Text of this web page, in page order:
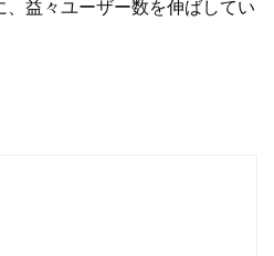
、益々ユーザー数を伸ばしてい